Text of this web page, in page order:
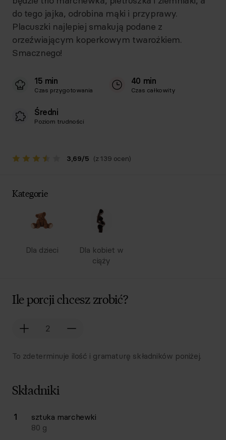
do tego jajka, odrobina mąki i przyprawy.
Placuszki najlepiej smakują podane z
orzeźwiającym koperkowym twarożkiem.
Smacznego!
15 min
Czas przygotowania
40 min
Czas całkowity
Średni
Poziom trudności
3,69/5 (z 139 ocen)
Kategorie
Dla dzieci
Dla kobiet w
ciąży
Ile porcji chcesz zrobić?
To zdeterminuje ilość i gramaturę składników poniżej.
Składniki
Lista składników przepisu z ilościami i wagami
IlośćSkładnik
1 sztuka marchewki
80 g